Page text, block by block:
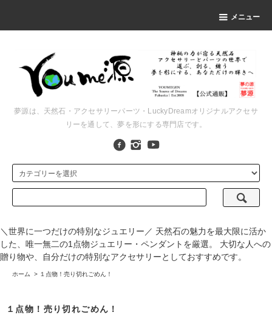
メニュー
夢源は、天然石・アクセサリーパーツ・LuckyDreamオリジナルアクセサ
リーを通して、夢を形にする専門店です。
＼世界に一つだけの特別なジュエリー／ 天然石の魅力を最大限に活か
した、唯一無二の1点物ジュエリー・ペンダントを厳選。 大切な人への
贈り物や、自分だけの特別なアクセサリーとしておすすめです。
ホーム > １点物！売り切れごめん！
１点物！売り切れごめん！